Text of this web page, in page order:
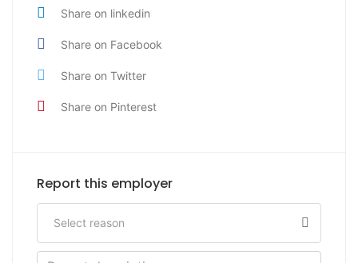
Share on linkedin
Share on Facebook
Share on Twitter
Share on Pinterest
Report this employer